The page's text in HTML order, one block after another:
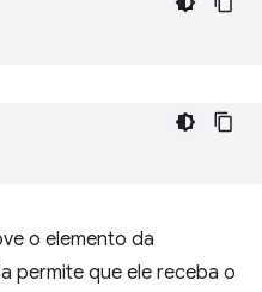
o elemento da
permite que ele receba o